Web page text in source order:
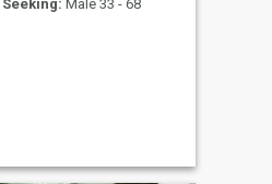
Seeking: Male 33 - 68